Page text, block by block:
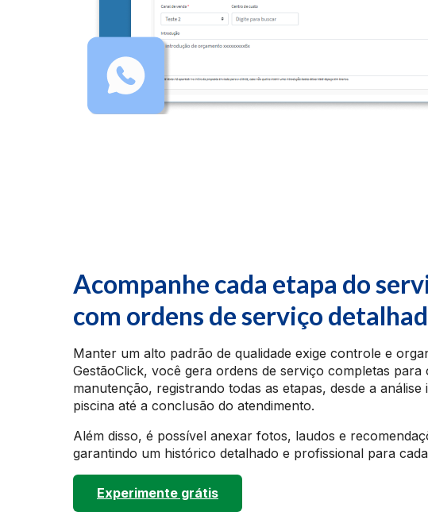
Acompanhe cada etapa do
com ordens de serviço
Manter um alto padrão de qualidade exige controle e
GestãoClick, você gera ordens de serviço completas para
manutenção, registrando todas as etapas, desde a análise
piscina até a conclusão do atendimento.
Além disso, é possível anexar fotos, laudos e
garantindo um histórico detalhado e profissional para
Experimente grátis